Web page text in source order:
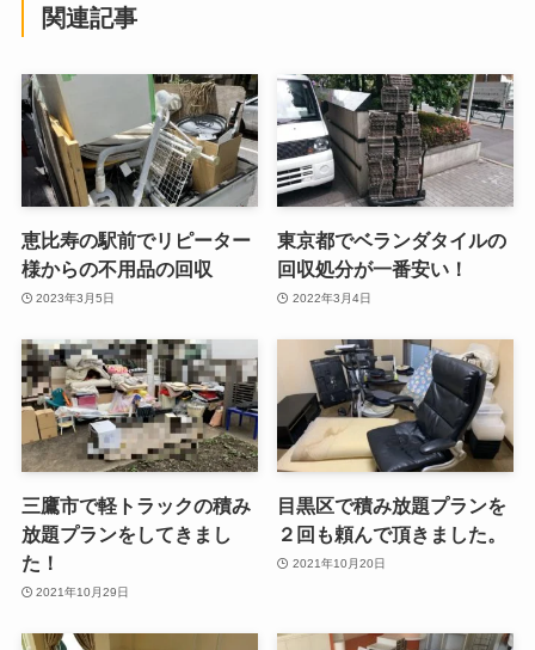
関連記事
恵比寿の駅前でリピーター
様からの不用品の回収
2023年3月5日
東京都でベランダタイルの
回収処分が一番安い！
2022年3月4日
三鷹市で軽トラックの積み
放題プランをしてきまし
た！
2021年10月29日
目黒区で積み放題プランを
２回も頼んで頂きました。
2021年10月20日